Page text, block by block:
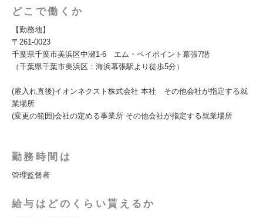
どこで働くか
【勤務地】
〒261-0023
千葉県千葉市美浜区中瀬1-6 エム・ベイポイント幕張7階
（千葉県千葉市美浜区：海浜幕張駅より徒歩5分）
(雇入れ直後)イオンネクスト株式会社 本社 その他会社が指定する就
業場所
(変更の範囲)会社の定める事業所 その他会社が指定する就業場所
勤務時間は
管理監督者
給与はどのくらい貰えるか